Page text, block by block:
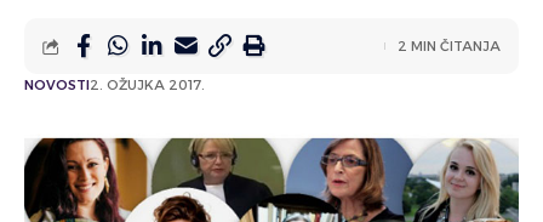
NOVOSTI2. OŽUJKA 2017.
2 MIN ČITANJA